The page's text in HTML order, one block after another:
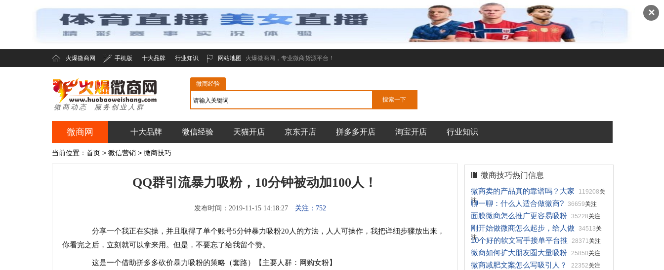
✕
火爆微商网 手机版 十大品牌 行业知识 网站地图 火爆微商网，专业微商货源平台！
火爆微商网
微商动态 服务创业人群
微商经验
微商网 十大品牌 微信经验 天猫开店 京东开店 拼多多开店 淘宝开店 行业知识
当前位置： 首页> 微信营销> 微商技巧
QQ群引流暴力吸粉，10分钟被动加100人！
发布时间：2019-11-15 14:18:27 关注：752
分享一个我正在实操，并且取得了单个账号5分钟暴力吸粉20人的方法，人人可操作，我把详细步骤放出来，
你看完之后，立刻就可以拿来用。但是，不要忘了给我留个赞。
这是一个借助拼多多砍价暴力吸粉的策略（套路）【主要人群：网购女粉】
微商技巧热门信息
微商卖的产品真的靠谱吗？大家
119208关
注
聊一聊：什么人适合做微商? 36659关注
面膜微商怎么推广更容易吸粉 35228关注
刚开始做微商怎么起步，给人做 34513关
注
10个好的软文写手接单平台推 28371关注
微商如何扩大朋友圈大量吸粉 25850关注
微商减肥文案怎么写吸引人？ 22352关注